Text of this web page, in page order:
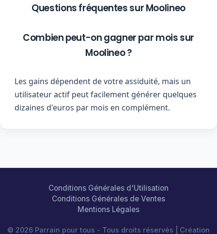
Questions fréquentes sur Moolineo
Combien peut-on gagner par mois sur
Moolineo ?
Les gains dépendent de votre assiduité, mais un
utilisateur actif peut facilement générer quelques
dizaines d'euros par mois en complément.
Conditions Générales d'Utilisation
Conditions Générales de Ventes
Mentions Légales
© 2026 Parrain pour tous - Tous droits réservés | Création